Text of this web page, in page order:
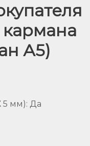
кармана
А5)
5 мм): Да